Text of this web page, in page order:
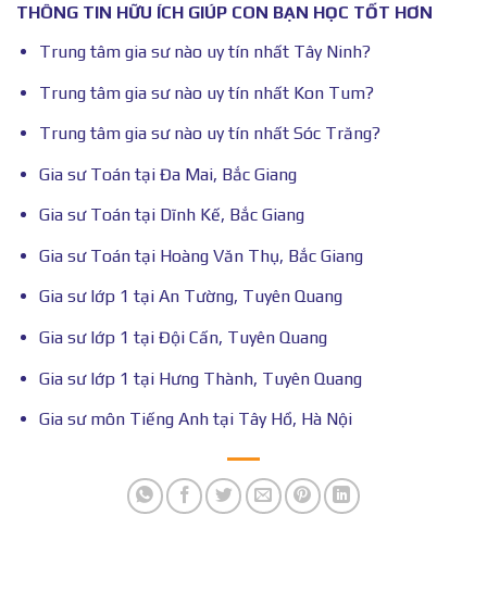
THÔNG TIN HỮU ÍCH GIÚP CON BẠN HỌC TỐT HƠN
Trung tâm gia sư nào uy tín nhất Tây Ninh?
Trung tâm gia sư nào uy tín nhất Kon Tum?
Trung tâm gia sư nào uy tín nhất Sóc Trăng?
Gia sư Toán tại Đa Mai, Bắc Giang
Gia sư Toán tại Dĩnh Kế, Bắc Giang
Gia sư Toán tại Hoàng Văn Thụ, Bắc Giang
Gia sư lớp 1 tại An Tường, Tuyên Quang
Gia sư lớp 1 tại Đội Cấn, Tuyên Quang
Gia sư lớp 1 tại Hưng Thành, Tuyên Quang
Gia sư môn Tiếng Anh tại Tây Hồ, Hà Nội